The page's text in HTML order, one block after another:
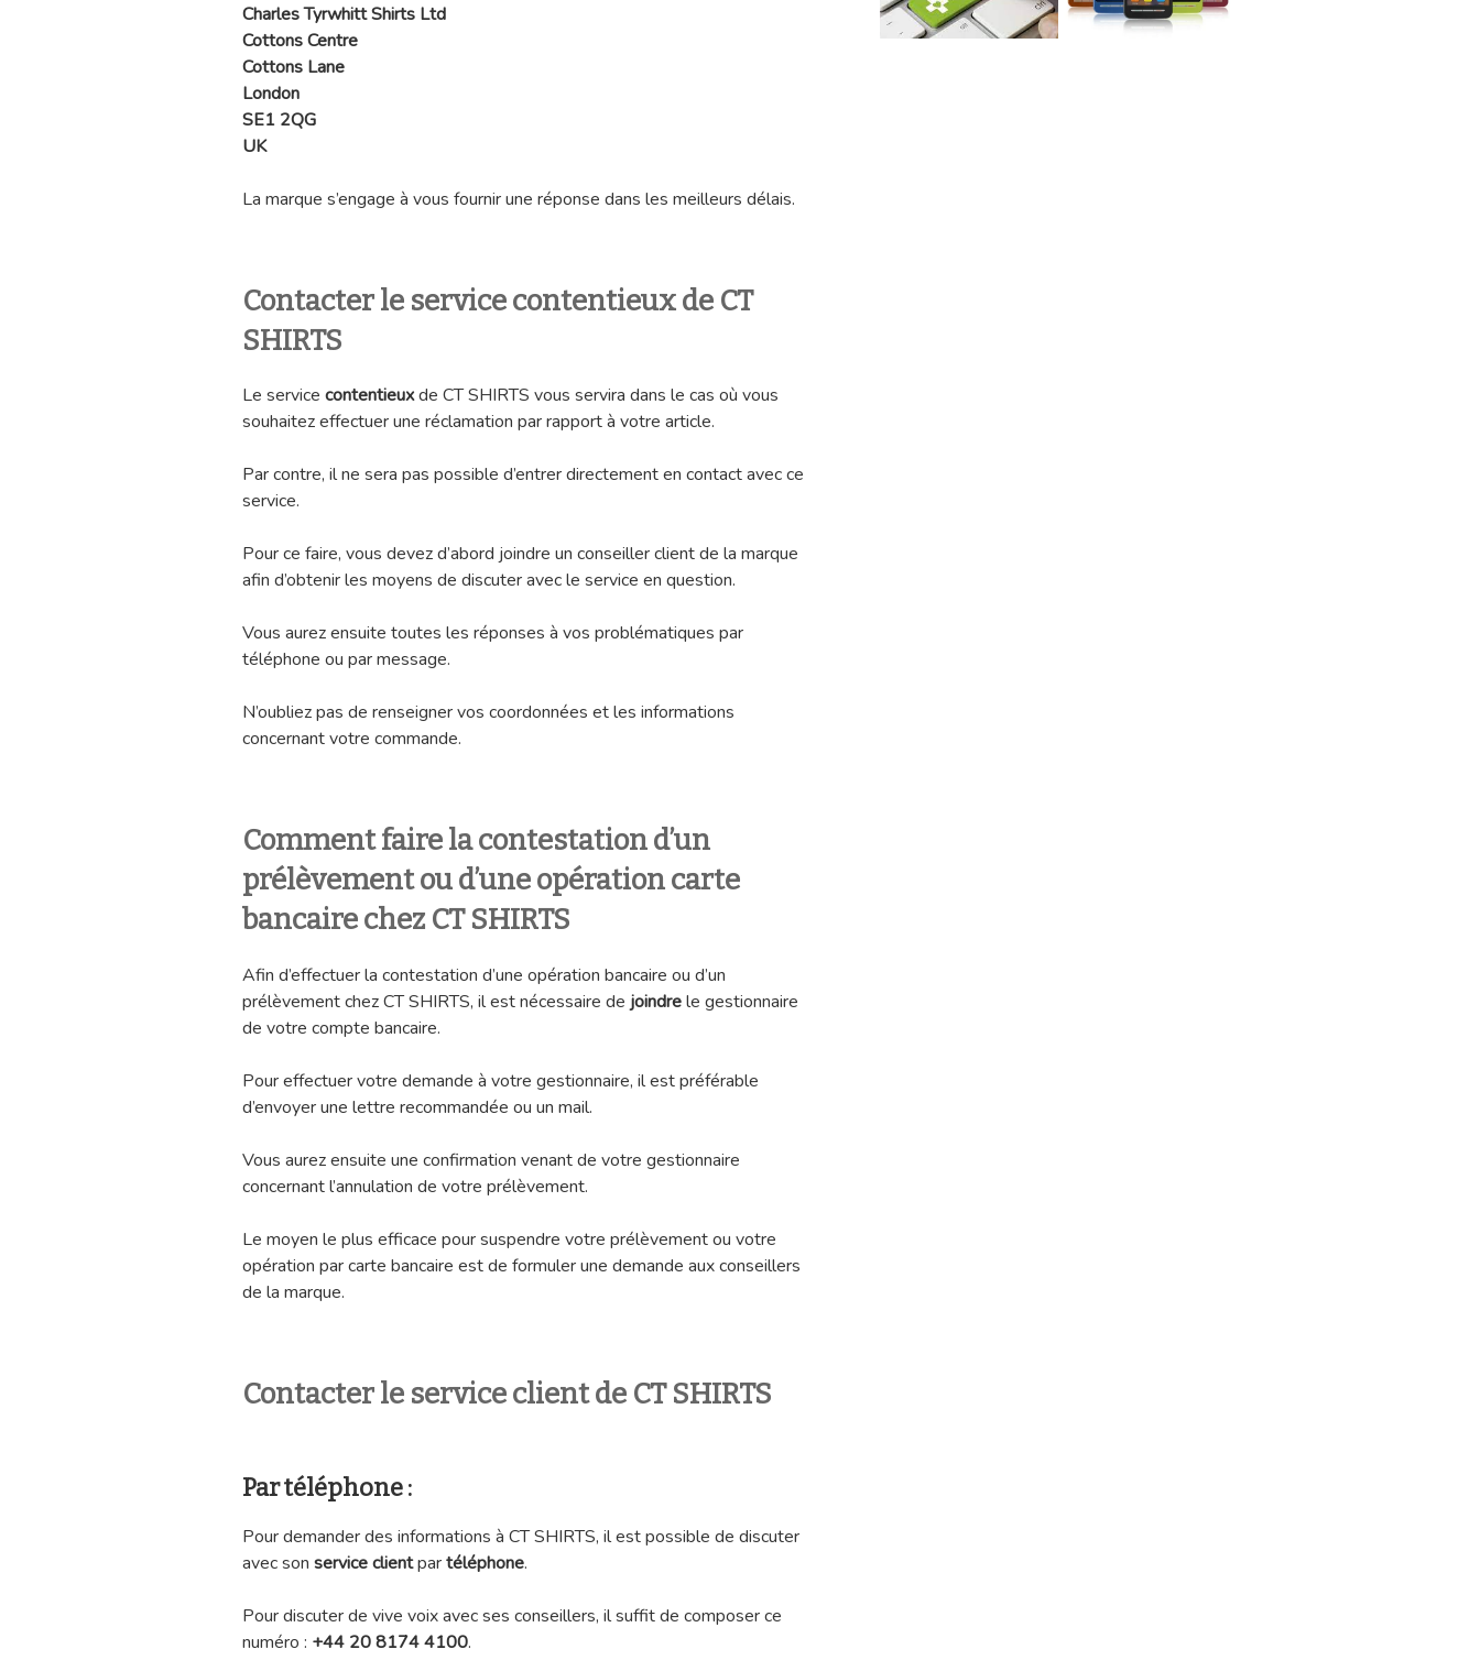
Charles Tyrwhitt Shirts Ltd
Cottons Centre
Cottons Lane
London
SE1 2QG
UK
La marque s’engage à vous fournir une réponse dans les meilleurs délais.
Contacter le service contentieux de CT
SHIRTS
Le service contentieuxde CT SHIRTS vous servira dans le cas où vous
souhaitez effectuer une réclamation par rapport à votre article.
Par contre, il ne sera pas possible d’entrer directement en contact avec ce
service.
Pour ce faire, vous devez d’abord joindre un conseiller client de la marque
afin d’obtenir les moyens de discuter avec le service en question.
Vous aurez ensuite toutes les réponses à vos problématiques par
téléphone ou par message.
N’oubliez pas de renseigner vos coordonnées et les informations
concernant votre commande.
Comment faire la contestation d’un
prélèvement ou d’une opération carte
bancaire chez CT SHIRTS
Afin d’effectuer la contestation d’une opération bancaire ou d’un
prélèvement chez CT SHIRTS, il est nécessaire de joindrele gestionnaire
de votre compte bancaire.
Pour effectuer votre demande à votre gestionnaire, il est préférable
d’envoyer une lettre recommandée ou un mail.
Vous aurez ensuite une confirmation venant de votre gestionnaire
concernant l’annulation de votre prélèvement.
Le moyen le plus efficace pour suspendre votre prélèvement ou votre
opération par carte bancaire est de formuler une demande aux conseillers
de la marque.
Contacter le service client de CT SHIRTS
Par téléphone :
Pour demander des informations à CT SHIRTS, il est possible de discuter
avec son service clientpartéléphone.
Pour discuter de vive voix avec ses conseillers, il suffit de composer ce
numéro : +44 20 8174 4100.